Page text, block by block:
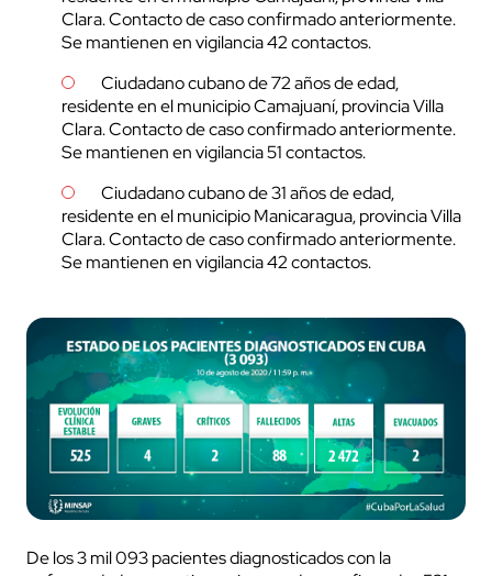
Clara. Contacto de caso confirmado anteriormente.
Se mantienen en vigilancia 42 contactos.
Ciudadano cubano de 72 años de edad,
residente en el municipio Camajuaní, provincia Villa
Clara. Contacto de caso confirmado anteriormente.
Se mantienen en vigilancia 51 contactos.
Ciudadano cubano de 31 años de edad,
residente en el municipio Manicaragua, provincia Villa
Clara. Contacto de caso confirmado anteriormente.
Se mantienen en vigilancia 42 contactos.
De los 3 mil 093 pacientes diagnosticados con la